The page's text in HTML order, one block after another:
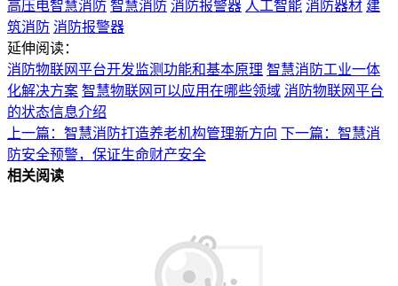
高压电智慧消防 智慧消防 消防报警器 人工智能 消防器材 建
筑消防 消防报警器
延伸阅读：
消防物联网平台开发监测功能和基本原理 智慧消防工业一体
化解决方案 智慧物联网可以应用在哪些领域 消防物联网平台
的状态信息介绍
上一篇：智慧消防打造养老机构管理新方向 下一篇：智慧消
防安全预警，保证生命财产安全
相关阅读